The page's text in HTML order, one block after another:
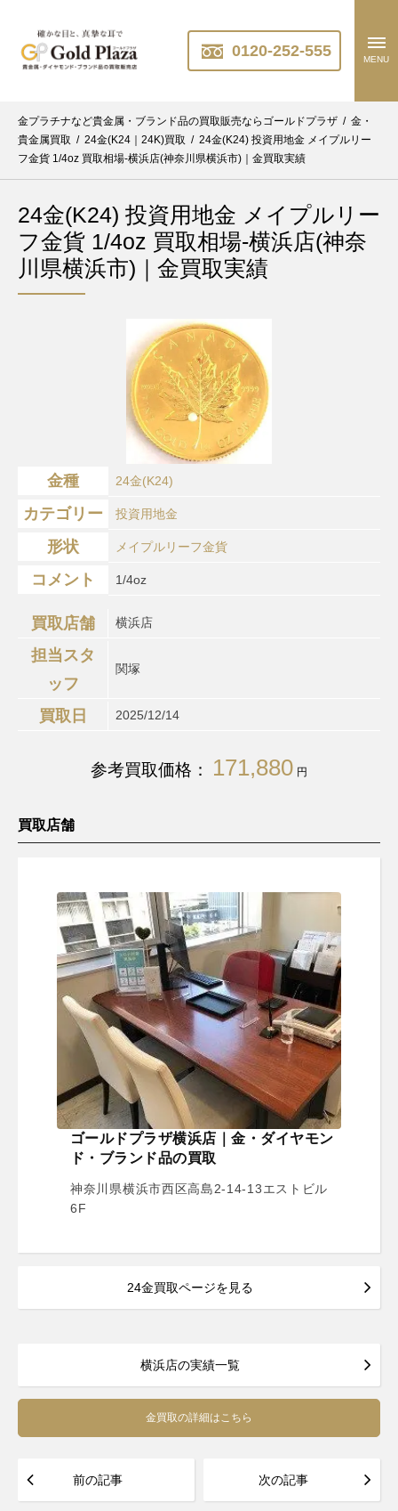
0120-252-555 MENU
金プラチナなど貴金属・ブランド品の買取販売ならゴールドプラザ / 金・
貴金属買取 / 24金(K24｜24K)買取 / 24金(K24) 投資用地金 メイプルリー
フ金貨 1/4oz 買取相場-横浜店(神奈川県横浜市)｜金買取実績
24金(K24) 投資用地金 メイプルリー
フ金貨 1/4oz 買取相場-横浜店(神奈
川県横浜市)｜金買取実績
金種 24金(K24)
カテゴリー 投資用地金
形状 メイプルリーフ金貨
コメント 1/4oz
買取店舗 横浜店
担当スタ
ッフ
関塚
買取日 2025/12/14
参考買取価格： 171,880 円
買取店舗
ゴールドプラザ横浜店｜金・ダイヤモン
ド・ブランド品の買取
神奈川県横浜市西区高島2-14-13エストビル
6F
24金買取ページを見る
横浜店の実績一覧
金買取の詳細はこちら
前の記事 次の記事